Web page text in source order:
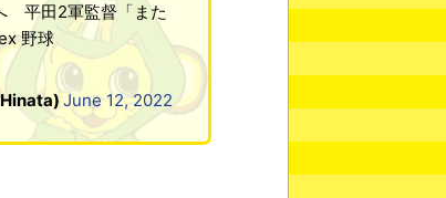
平田2軍監督「また
野球
June 12, 2022